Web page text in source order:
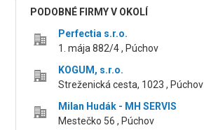
PODOBNÉ FIRMY V OKOLÍ
Perfectia s.r.o.
1. mája 882/4 , Púchov
KOGUM, s.r.o.
Streženická cesta, 1023 , Púchov
Milan Hudák - MH SERVIS
Mestečko 56 , Púchov